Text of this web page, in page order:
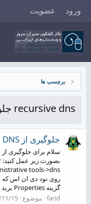
ورود عضویت
برچسپ ها
recursive dns جلوگیری از
جلوگیری از Recursive DNS در سیستم عامل ویندوز
روی نود دی ان اس که
گزینه Properties برید و تب Advanced را انتخاب...
farid موضوع 15